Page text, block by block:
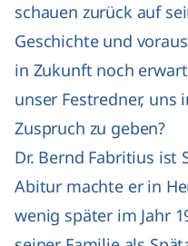
schauen zurück auf
Geschichte und
in Zukunft noch
unser Festredner, uns
Zuspruch zu geben?
Dr. Bernd Fabritius ist
Abitur machte er in
wenig später im Jahr